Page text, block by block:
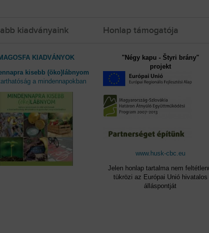
kiadványaink
KIADVÁNYOK
kisebb (öko)lábnyom
a mindennapokban
Honlap támogatója
"Négy kapu - Štyri brány"
projekt
www.husk-cbc.eu
Jelen honlap tartalma nem
tükrözi az Európai Unió hivatalos
álláspontját